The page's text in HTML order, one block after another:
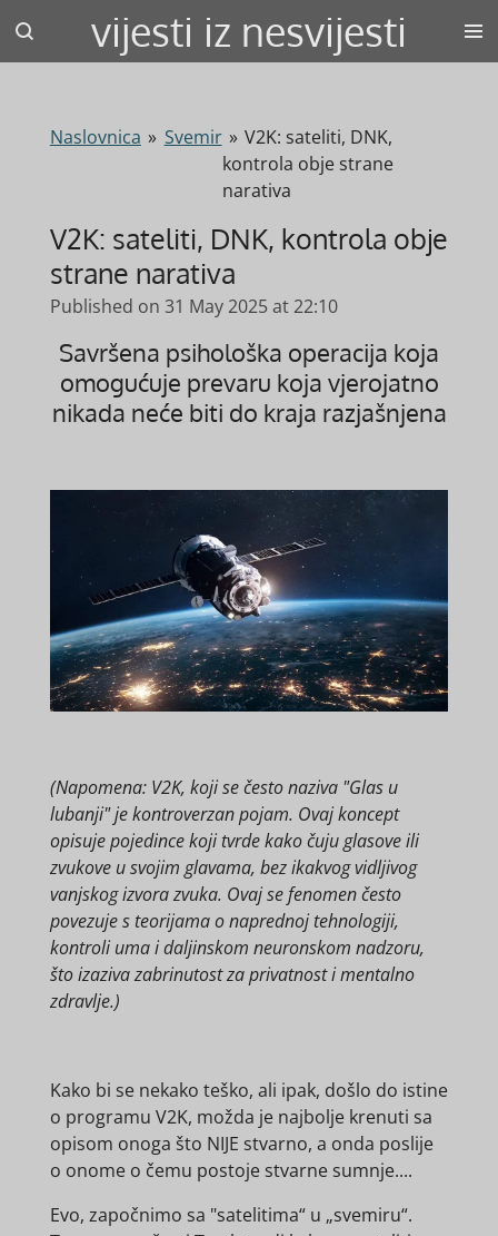
Skip
vijesti iz nesvijesti
Naslovnica » Svemir » V2K: sateliti, DNK,
kontrola obje strane
narativa
V2K: sateliti, DNK, kontrola obje
strane narativa
Published on 31 May 2025 at 22:10
Savršena psihološka operacija koja
omogućuje prevaru koja vjerojatno
nikada neće biti do kraja razjašnjena
(Napomena: V2K, koji se često naziva "Glas u
lubanji" je kontroverzan pojam. Ovaj koncept
opisuje pojedince koji tvrde kako čuju glasove ili
zvukove u svojim glavama, bez ikakvog vidljivog
vanjskog izvora zvuka. Ovaj se fenomen često
povezuje s teorijama o naprednoj tehnologiji,
kontroli uma i daljinskom neuronskom nadzoru,
što izaziva zabrinutost za privatnost i mentalno
zdravlje.)
Kako bi se nekako teško, ali ipak, došlo do istine
o programu V2K, možda je najbolje krenuti sa
opisom onoga što NIJE stvarno, a onda poslije
o onome o čemu postoje stvarne sumnje....
Evo, započnimo sa "satelitima“ u „svemiru“.